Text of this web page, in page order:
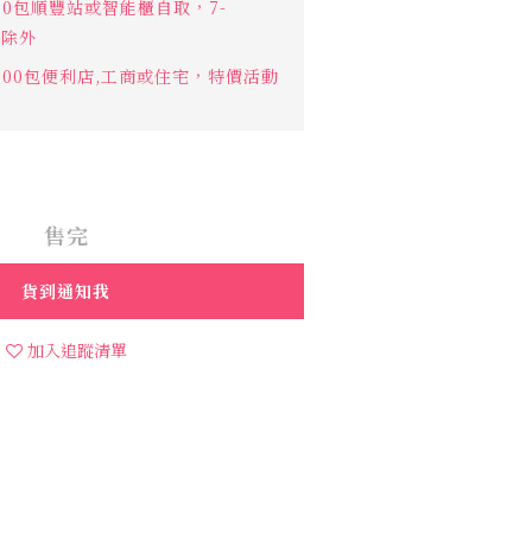
包順豐站或智能櫃自取，7-
外
包便利店,工商或住宅，特價活動
售完
貨到通知我
加入追蹤清單